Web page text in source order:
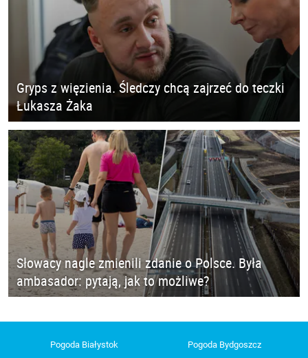
Gryps z więzienia. Śledczy chcą zajrzeć do teczki
Łukasza Żaka
Słowacy nagle zmienili zdanie o Polsce. Była
ambasador: pytają, jak to możliwe?
Pogoda Białystok Pogoda Bydgoszcz